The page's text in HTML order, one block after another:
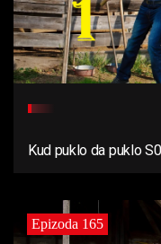
Kud puklo da puklo
Epizoda 165